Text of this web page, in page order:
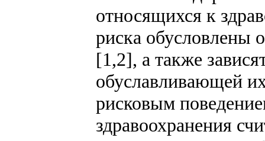
относящихся к
риска обусловлены
[1,2], а также
обуславливающей
рисковым
здравоохранения